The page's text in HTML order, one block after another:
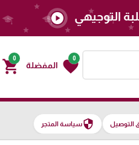
0
favorite المفضلة
0
shopping_cart
التوجيهي play_circle
التوصيل securityسياسة المتجر